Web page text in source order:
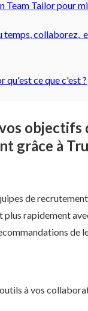
Team Tailor pour
temps, collaborez,
qu'est ce que c'est ?
objectifs
grâce à
de
rapidement
de
à vos